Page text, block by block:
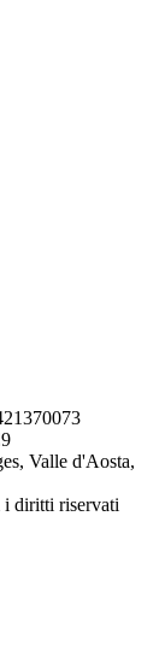
Valle d'Aosta,
diritti riservati